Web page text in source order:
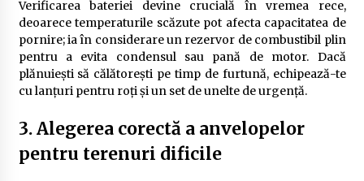
Verificarea bateriei devine crucială în vremea rece,
deoarece temperaturile scăzute pot afecta capacitatea de
pornire; ia în considerare un rezervor de combustibil plin
pentru a evita condensul sau pană de motor. Dacă
plănuiești să călătorești pe timp de furtună, echipează-te
cu lanțuri pentru roți și un set de unelte de urgență.
3. Alegerea corectă a anvelopelor
pentru terenuri dificile